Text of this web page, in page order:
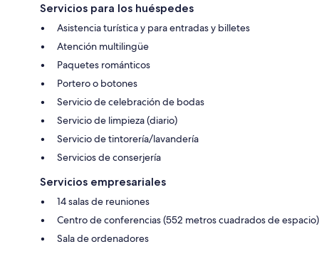
Servicios para los huéspedes
Asistencia turística y para entradas y billetes
Atención multilingüe
Paquetes románticos
Portero o botones
Servicio de celebración de bodas
Servicio de limpieza (diario)
Servicio de tintorería/lavandería
Servicios de conserjería
Servicios empresariales
14 salas de reuniones
Centro de conferencias (552 metros cuadrados de espacio)
Sala de ordenadores